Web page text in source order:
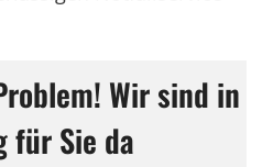
Wir sind in
für Sie da